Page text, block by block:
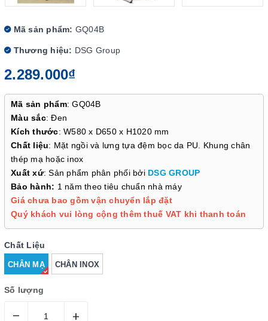
Mã sản phẩm: GQ04B
Thương hiệu: DSG Group
2.289.000₫
Mã sản phẩm: GQ04B
Màu sắc: Đen
Kích thước: W580 x D650 x H1020 mm
Chất liệu: Mặt ngồi và lưng tựa đệm bọc da PU. Khung chân
thép mạ hoặc inox
Xuất xứ: Sản phẩm phân phối bởi DSG GROUP
Bảo hành: 1 năm theo tiêu chuẩn nhà máy
Giá chưa bao gồm vận chuyển lắp đặt
Quý khách vui lòng cộng thêm thuế VAT khi thanh toán
Chất Liệu
CHÂN MẠ CHÂN INOX
Số lượng
– +